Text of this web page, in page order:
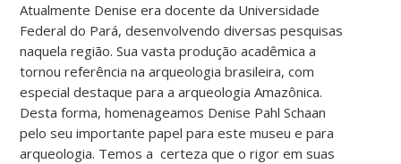
Atualmente Denise era docente da Universidade
Federal do Pará, desenvolvendo diversas pesquisas
naquela região. Sua vasta produção acadêmica a
tornou referência na arqueologia brasileira, com
especial destaque para a arqueologia Amazônica.
Desta forma, homenageamos Denise Pahl Schaan
pelo seu importante papel para este museu e para
arqueologia. Temos a certeza que o rigor em suas